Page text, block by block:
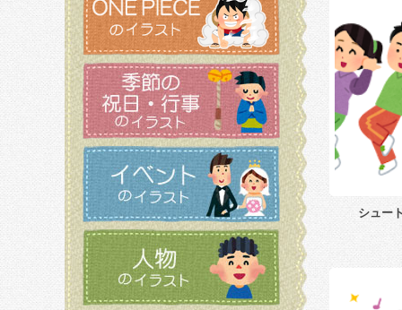
シュー